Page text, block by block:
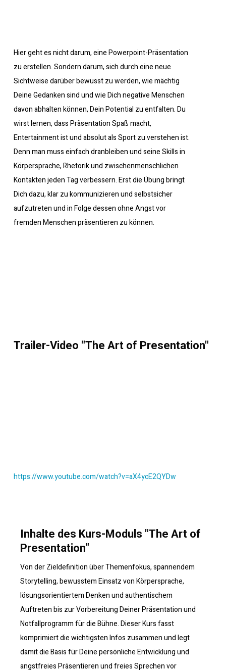
Hier geht es nicht darum, eine Powerpoint-Präsentation
zu erstellen. Sondern darum, sich durch eine neue
Sichtweise darüber bewusst zu werden, wie mächtig
Deine Gedanken sind und wie Dich negative Menschen
davon abhalten können, Dein Potential zu entfalten. Du
wirst lernen, dass Präsentation Spaß macht,
Entertainment ist und absolut als Sport zu verstehen ist.
Denn man muss einfach dranbleiben und seine Skills in
Körpersprache, Rhetorik und zwischenmenschlichen
Kontakten jeden Tag verbessern. Erst die Übung bringt
Dich dazu, klar zu kommunizieren und selbstsicher
aufzutreten und in Folge dessen ohne Angst vor
fremden Menschen präsentieren zu können.
Trailer-Video "The Art of Presentation"
https://www.youtube.com/watch?v=aX4ycE2QYDw
Inhalte des Kurs-Moduls "The Art of
Presentation"
Von der Zieldefinition über Themenfokus, spannendem
Storytelling, bewusstem Einsatz von Körpersprache,
lösungsorientiertem Denken und authentischem
Auftreten bis zur Vorbereitung Deiner Präsentation und
Notfallprogramm für die Bühne. Dieser Kurs fasst
komprimiert die wichtigsten Infos zusammen und legt
damit die Basis für Deine persönliche Entwicklung und
angstfreies Präsentieren und freies Sprechen vor